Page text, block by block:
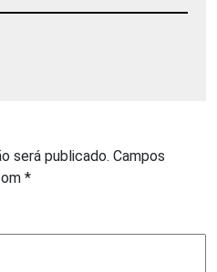
será publicado. Campos
*